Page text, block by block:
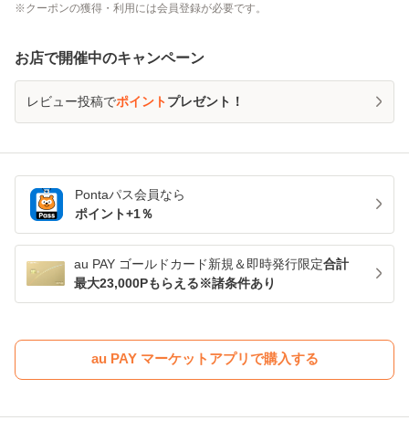
クーポンの獲得・利用には会員登録が必要です。
お店で開催中のキャンペーン
レビュー投稿でポイントプレゼント！
Pontaパス会員なら
ポイント+1％
au PAY ゴールドカード新規＆即時発行限定合計
最大23,000Pもらえる※諸条件あり
au PAY マーケットアプリで購入する